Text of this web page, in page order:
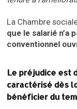
La Chambre
que le salarié n’a
conventionnel
Le préjudice est
caractérisé dès
bénéficier du